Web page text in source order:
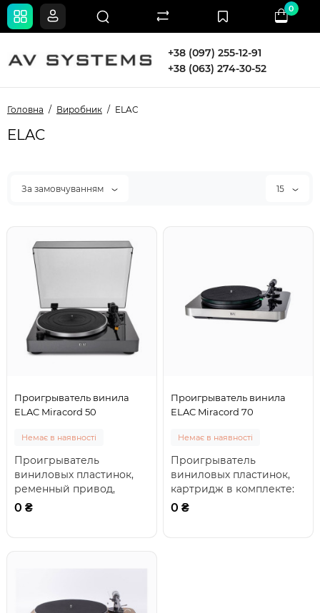
+38 (097) 255-12-91
+38 (063) 274-30-52
0
Головна Виробник ELAC
ELAC
За замовчуванням 15
Проигрыватель винила
ELAC Miracord 50
Немає в наявності
Проигрыватель
виниловых пластинок,
ременный привод,
скорость вращения 33½
0 ₴
Проигрыватель винила
ELAC Miracord 70
Немає в наявності
Проигрыватель
виниловых пластинок,
картридж в комплекте:
Audio-Technica AT95, тип
0 ₴